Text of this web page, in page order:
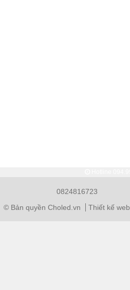
0824816723
© Bản quyền Choled.vn
Thiết kế web